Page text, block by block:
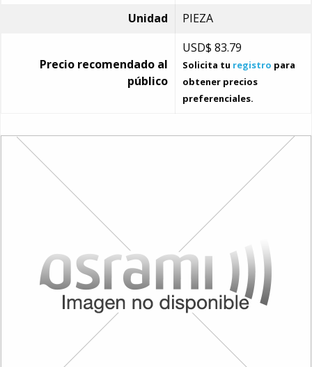
Unidad
PIEZA
Precio recomendado al
público
USD$ 83.79
Solicita tu registro para
obtener precios
preferenciales.